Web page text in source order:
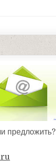
предложить?